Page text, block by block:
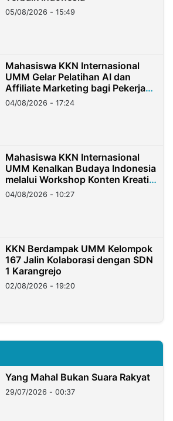
05/08/2026 - 15:49
Mahasiswa KKN Internasional
UMM Gelar Pelatihan AI dan
Affiliate Marketing bagi Pekerja
Migran Indonesia di Taiwan
04/08/2026 - 17:24
Mahasiswa KKN Internasional
UMM Kenalkan Budaya Indonesia
melalui Workshop Konten Kreatif
di Taiwan
04/08/2026 - 10:27
KKN Berdampak UMM Kelompok
167 Jalin Kolaborasi dengan SDN
1 Karangrejo
02/08/2026 - 19:20
Yang Mahal Bukan Suara Rakyat
29/07/2026 - 00:37